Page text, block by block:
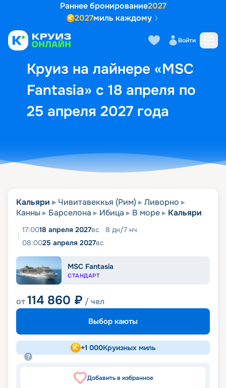
Раннее бронирование2027
2027миль каждому
Войти
Круиз на лайнере «MSC
Fantasia» с 18 апреля по
25 апреля 2027 года
Выбор кают Маршрут и
Кальяри Чивитавеккья (Рим)
Ливорно
Канны
Барселона Ибица В море Кальяри
17:0018 апреля 2027вс 8 дн/7 нч
08:0025 апреля 2027вс
MSC Fantasia
СТАНДАРТ
от114 860 ₽ / чел
Выбор каюты
+1 000Круизных миль
Добавить в избранное